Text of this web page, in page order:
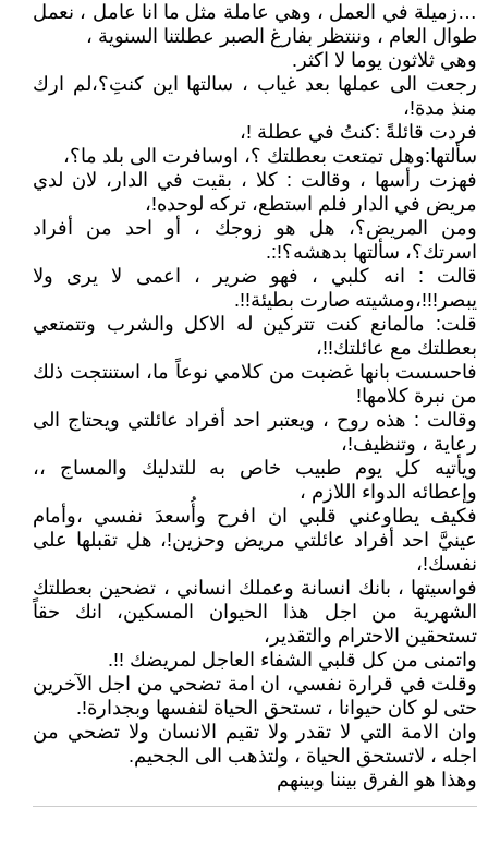
…زميلة في العمل ، وهي عاملة مثل ما انا عامل ، نعمل
طوال العام ، وننتظر بفارغ الصبر عطلتنا السنوية ،
وهي ثلاثون يوما لا اكثر.
رجعت الى عملها بعد غياب ، سالتها اين كنتِ؟،لم ارك
منذ مدة!،
فردت قائلةً :كنتُ في عطلة !،
سألتها:وهل تمتعت بعطلتك ؟، اوسافرت الى بلد ما؟،
فهزت رأسها ، وقالت : كلا ، بقيت في الدار، لان لدي
مريض في الدار فلم استطع، تركه لوحده!،
ومن المريض؟، هل هو زوجك ، أو احد من أفراد
اسرتك؟، سألتها بدهشه؟!:.
قالت : انه كلبي ، فهو ضرير ، اعمى لا يرى ولا
يبصر!!!،ومشيته صارت بطيئة!!.
قلت: مالمانع كنت تتركين له الاكل والشرب وتتمتعي
بعطلتك مع عائلتك!!،
فاحسست بانها غضبت من كلامي نوعاً ما، استنتجت ذلك
من نبرة كلامها!
وقالت : هذه روح ، ويعتبر احد أفراد عائلتي ويحتاج الى
رعاية ، وتنظيف!،
ويأتيه كل يوم طبيب خاص به للتدليك والمساج ،،
وإعطائه الدواء اللازم ،
فكيف يطاوعني قلبي ان افرح وأُسعدَ نفسي ،وأمام
عينيَّ احد أفراد عائلتي مريض وحزين!، هل تقبلها على
نفسك!،
فواسيتها ، بانك انسانة وعملك انساني ، تضحين بعطلتك
الشهرية من اجل هذا الحيوان المسكين، انك حقاً
تستحقين الاحترام والتقدير،
واتمنى من كل قلبي الشفاء العاجل لمريضك !!.
وقلت في قرارة نفسي، ان امة تضحي من اجل الآخرين
حتى لو كان حيوانا ، تستحق الحياة لنفسها وبجدارة!.
وان الامة التي لا تقدر ولا تقيم الانسان ولا تضحي من
اجله ، لاتستحق الحياة ، ولتذهب الى الجحيم.
وهذا هو الفرق بيننا وبينهم